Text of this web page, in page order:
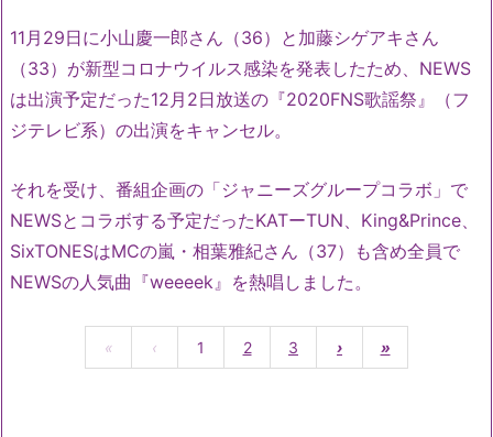
11月29日に小山慶一郎さん（36）と加藤シゲアキさん
（33）が新型コロナウイルス感染を発表したため、NEWS
は出演予定だった12月2日放送の『2020FNS歌謡祭』（フ
ジテレビ系）の出演をキャンセル。
それを受け、番組企画の「ジャニーズグループコラボ」で
NEWSとコラボする予定だったKATーTUN、King&Prince、
SixTONESはMCの嵐・相葉雅紀さん（37）も含め全員で
NEWSの人気曲『weeeek』を熱唱しました。
« ‹ 1 2 3 › »